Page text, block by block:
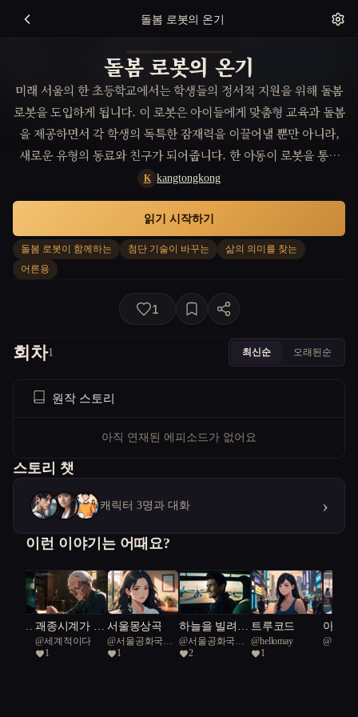
돌봄 로봇의 온기
돌봄 로봇의 온기
미래 서울의 한 초등학교에서는 학생들의 정서적 지원을 위해 돌봄
로봇을 도입하게 됩니다. 이 로봇은 아이들에게 맞춤형 교육과 돌봄
을 제공하면서 각 학생의 독특한 잠재력을 이끌어낼 뿐만 아니라,
새로운 유형의 동료와 친구가 되어줍니다. 한 아동이 로봇을 통해
자신만의 정체성과 삶의 목적을 발견하는 과정에서, 우리는 기술이
인간의 성장과 발달에 어떻게 긍정적인 영향을 줄 수 있는지를 목격
하게 됩니다.
K kangtongkong
돌봄 로봇이 함께하는 첨단 기술이 바꾸는
삶의 의미를 찾는
어른용
읽기 시작하기
1
회차1 최신순 오래된순
원작 스토리
아직 연재된 에피소드가 없어요
스토리 챗
캐릭터 3명과 대화 ›
이런 이야기는 어때요?
괘종시계가 들
려주는 이야기
@세계적이다
1
서울몽상곡
@서울공화국일
급시민
1
하늘을 빌려준
하루
@서울공화국일
급시민
2
트루코드
@hellomay
1
아동
04180)
@강서